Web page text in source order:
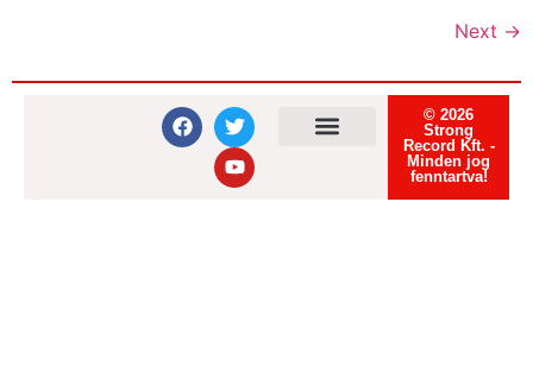
Next →
© 2026
Strong
Record Kft. -
Minden jog
fenntartva!